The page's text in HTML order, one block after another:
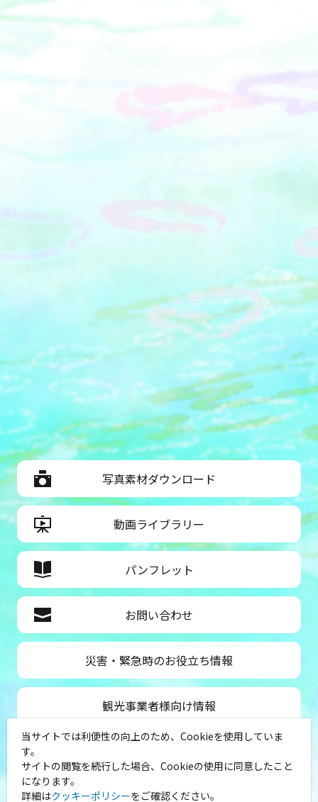
写真素材ダウンロード
動画ライブラリー
パンフレット
お問い合わせ
災害・緊急時のお役立ち情報
観光事業者様向け情報
公益社団法人神奈川県観光協会
〒231-8521
神奈川県横浜市中区山下町１
当サイトでは利便性の向上のため、Cookieを使用していま
す。
サイトの閲覧を続行した場合、Cookieの使用に同意したこと
になります。
詳細はクッキーポリシーをご確認ください。